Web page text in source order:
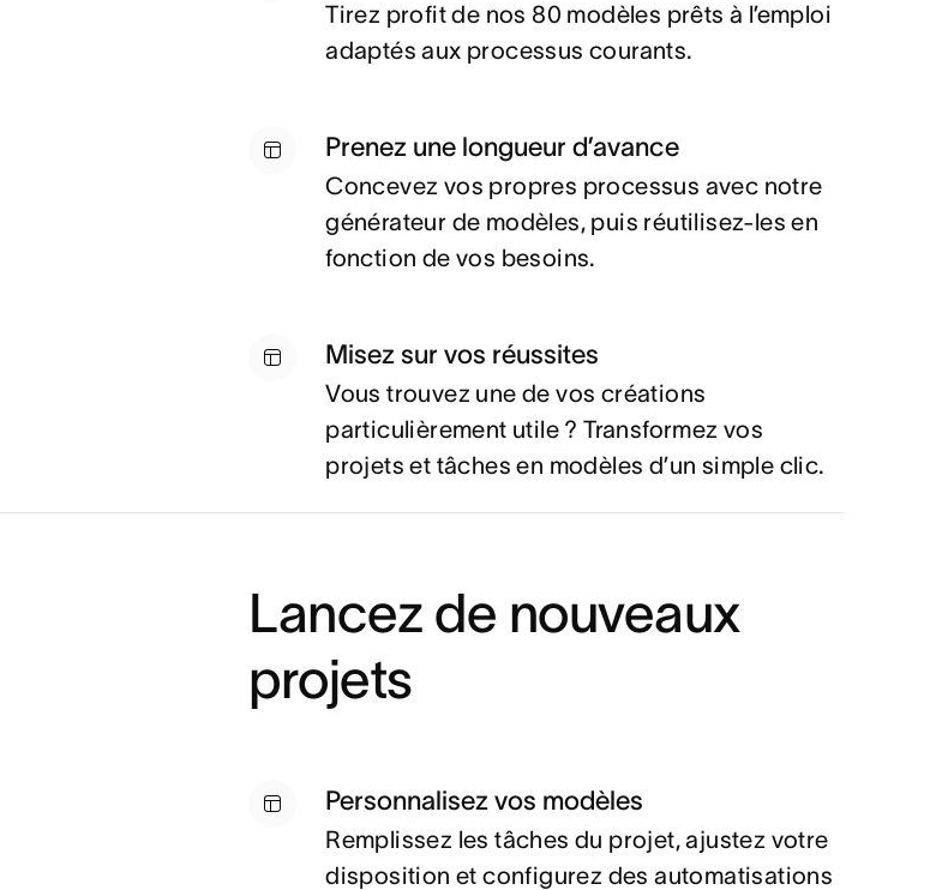
Tirez profit de nos 80 modèles prêts à l’emploi
adaptés aux processus courants.
Prenez une longueur d’avance
Concevez vos propres processus avec notre
générateur de modèles, puis réutilisez-les en
fonction de vos besoins.
Misez sur vos réussites
Vous trouvez une de vos créations
particulièrement utile ? Transformez vos
projets et tâches en modèles d’un simple clic.
Lancez de nouveaux
projets
Personnalisez vos modèles
Remplissez les tâches du projet, ajustez votre
disposition et configurez des automatisations